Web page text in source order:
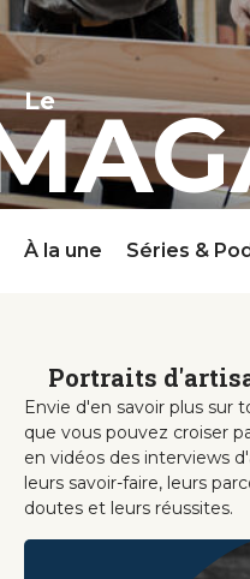
Le
À la une Séries &
Portraits
Envie d'en savoir plus sur
que vous pouvez croiser
en vidéos des interviews
leurs savoir-faire, leurs
doutes et leurs réussites.